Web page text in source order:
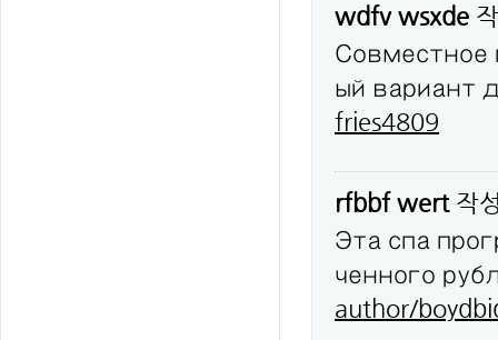
wdfv wsxde
Совместное
ый вариант
fries4809
rfbbf wert 작
Эта спа
ченного
author/